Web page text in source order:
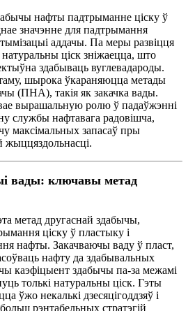
нафты падтрыманне ціску ў
значэнне для падтрымання
аддачы. Па меры развіцця
ціск зніжаецца, што
здабываць вуглевадароды.
шырока ўкараняюцца метады
(ПНА), такія як закачка вады.
вырашальную ролю ў падаўжэнні
службы нафтавага радовішча,
максімальных запасаў пры
жыццяздольнасці.
вады: ключавы метад
метад другаснай здабычы,
ціску ў пластыку і
нафты. Закачваючы ваду ў пласт,
нафту да здабывальных
каэфіцыент здабычы па-за межамі
толькі натуральны ціск. Гэты
ўжо некалькі дзесяцігоддзяў і
рэнтабельных стратэгій